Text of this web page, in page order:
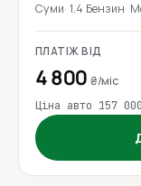
Суми 1.4 Бензин
ПЛАТІЖ ВІД
4 800₴/міс
Ціна авто 157